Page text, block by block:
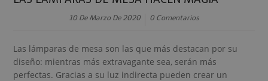
10 De Marzo De 2020 0 Comentarios
Las lámparas de mesa son las que más destacan por su
diseño: mientras más extravagante sea, serán más
perfectas. Gracias a su luz indirecta pueden crear un